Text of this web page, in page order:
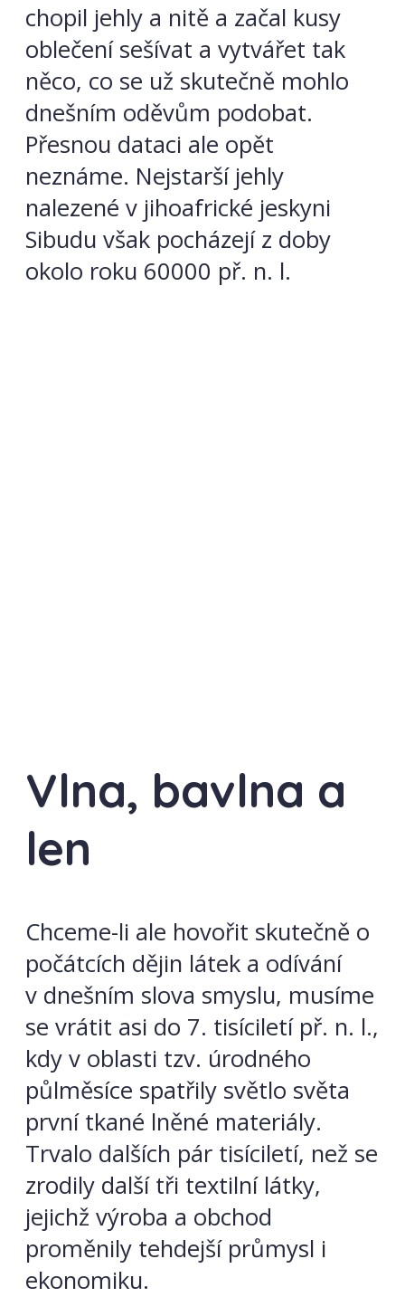
chopil jehly a nitě a začal kusy
oblečení sešívat a vytvářet tak
něco, co se už skutečně mohlo
dnešním oděvům podobat.
Přesnou dataci ale opět
neznáme. Nejstarší jehly
nalezené v jihoafrické jeskyni
Sibudu však pocházejí z doby
okolo roku 60000 př. n. l.
Vlna, bavlna a
len
Chceme-li ale hovořit skutečně o
počátcích dějin látek a odívání
v dnešním slova smyslu, musíme
se vrátit asi do 7. tisíciletí př. n. l.,
kdy v oblasti tzv. úrodného
půlměsíce spatřily světlo světa
první tkané lněné materiály.
Trvalo dalších pár tisíciletí, než se
zrodily další tři textilní látky,
jejichž výroba a obchod
proměnily tehdejší průmysl i
ekonomiku.